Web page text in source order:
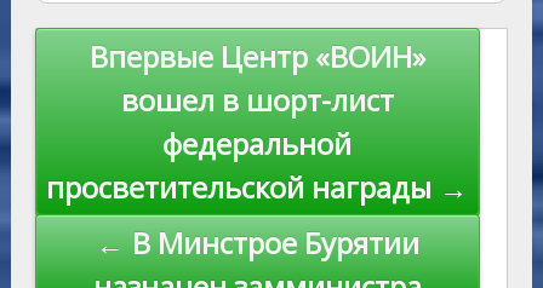
s
ni
ki
n
al
p
n
k
Навигация
Впервые Центр «ВОИН»
вошел в шорт-лист
федеральной
просветительской награды →
← В Минстрое Бурятии